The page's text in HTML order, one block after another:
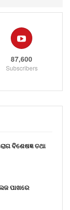
87,600
Subscribers
ବିଶେଷଜ୍ଞ ତଥା
ପାଖରେ